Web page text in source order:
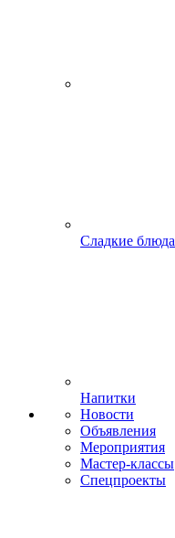
Сладкие блюда
Напитки
Новости
Объявления
Мероприятия
Мастер-классы
Спецпроекты